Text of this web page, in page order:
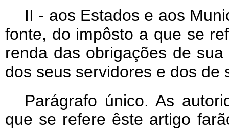
II - aos Estados e aos
fonte, do impôsto a que se
renda das obrigações de
dos seus servidores e dos de
Parágrafo único. As
que se refere êste artigo